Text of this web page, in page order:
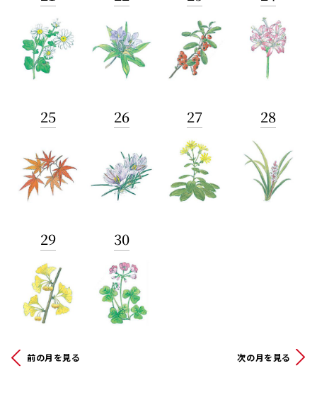
25 26 27 28
29 30
前の月を見る 次の月を見る